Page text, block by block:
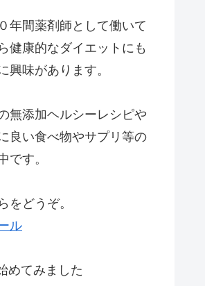
年間薬剤師として働いて
健康的なダイエットにも
興味があります。
無添加ヘルシーレシピや
良い食べ物やサプリ等の
です。
をどうぞ。
ル
めてみました